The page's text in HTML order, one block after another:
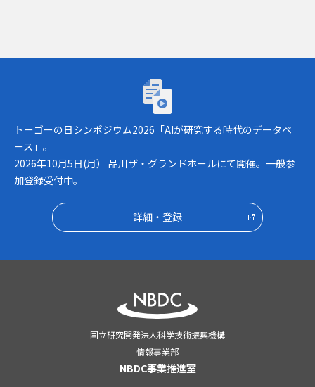
トーゴーの日シンポジウム2026「AIが研究
トーゴーの日シンポジウム2026「AIが研究する時代のデータベ
ース」。
2026年10月5日(月） 品川ザ・グランドホールにて開催。一般参
加登録受付中。
詳細・登録
国立研究開発法人科学技術振興機構
情報事業部
NBDC事業推進室